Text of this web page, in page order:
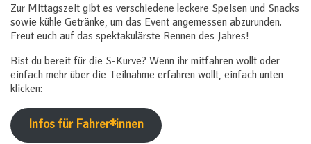
Zur Mittagszeit gibt es verschiedene leckere Speisen und Snacks
sowie kühle Getränke, um das Event angemessen abzurunden.
Freut euch auf das spektakulärste Rennen des Jahres!
Bist du bereit für die S-Kurve? Wenn ihr mitfahren wollt oder
einfach mehr über die Teilnahme erfahren wollt, einfach unten
klicken:
Infos für Fahrer*innen